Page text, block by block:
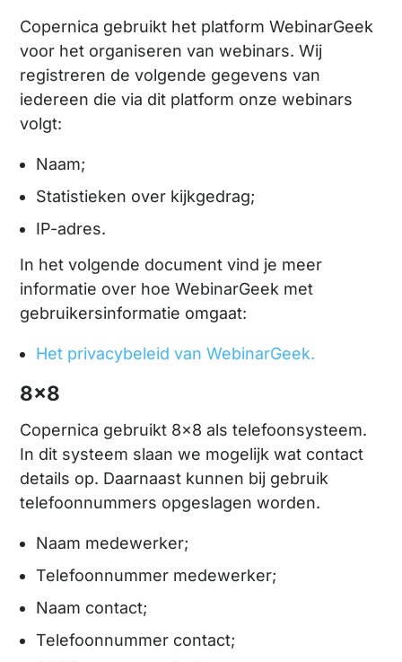
Copernica gebruikt het platform WebinarGeek
voor het organiseren van webinars. Wij
registreren de volgende gegevens van
iedereen die via dit platform onze webinars
volgt:
Naam;
Statistieken over kijkgedrag;
IP-adres.
In het volgende document vind je meer
informatie over hoe WebinarGeek met
gebruikersinformatie omgaat:
Het privacybeleid van WebinarGeek.
8x8
Copernica gebruikt 8x8 als telefoonsysteem.
In dit systeem slaan we mogelijk wat contact
details op. Daarnaast kunnen bij gebruik
telefoonnummers opgeslagen worden.
Naam medewerker;
Telefoonnummer medewerker;
Naam contact;
Telefoonnummer contact;